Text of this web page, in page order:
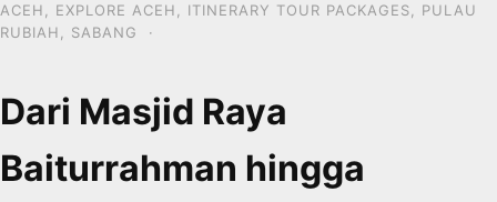
ACEH EXPLORE ACEH ITINERARY TOUR PACKAGES
PULAU
RUBIAH
SABANG ·
Dari Masjid Raya
Baiturrahman hingga